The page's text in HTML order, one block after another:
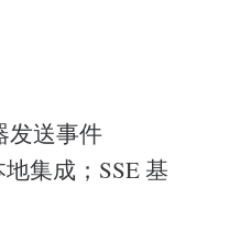
发送事件
集成；SSE 基